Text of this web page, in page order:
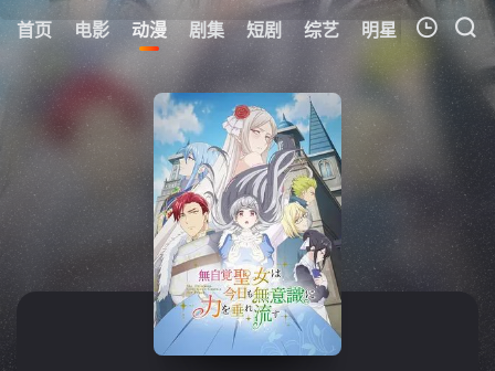
首页 电影 动漫 剧集 短剧 综艺 明星 周表
我的观影记录
暂无观看影片的记录